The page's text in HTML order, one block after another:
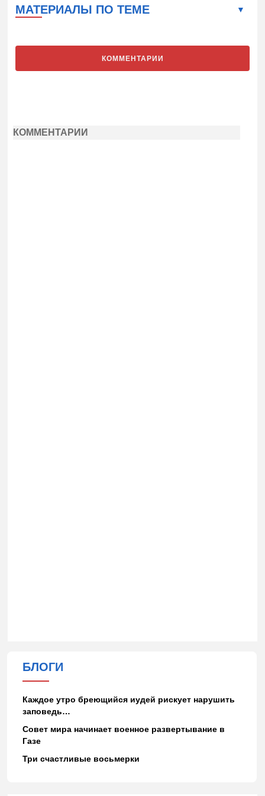
МАТЕРИАЛЫ ПО ТЕМЕ
КОММЕНТАРИИ
КОММЕНТАРИИ
БЛОГИ
Каждое утро бреющийся иудей рискует нарушить
заповедь…
Совет мира начинает военное развертывание в
Газе
Три счастливые восьмерки